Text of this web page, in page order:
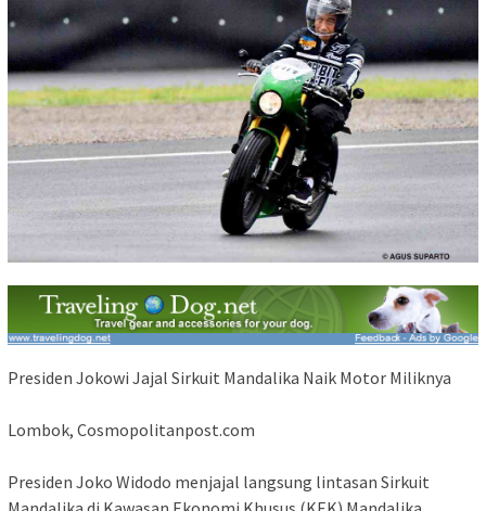
Presiden Jokowi Jajal Sirkuit Mandalika Naik Motor Miliknya
Lombok, Cosmopolitanpost.com
Presiden Joko Widodo menjajal langsung lintasan Sirkuit